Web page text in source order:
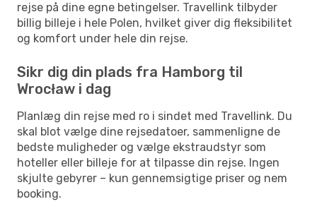
rejse på dine egne betingelser. Travellink tilbyder
billig billeje i hele Polen, hvilket giver dig fleksibilitet
og komfort under hele din rejse.
Sikr dig din plads fra Hamborg til
Wrocław i dag
Planlæg din rejse med ro i sindet med Travellink. Du
skal blot vælge dine rejsedatoer, sammenligne de
bedste muligheder og vælge ekstraudstyr som
hoteller eller billeje for at tilpasse din rejse. Ingen
skjulte gebyrer – kun gennemsigtige priser og nem
booking.